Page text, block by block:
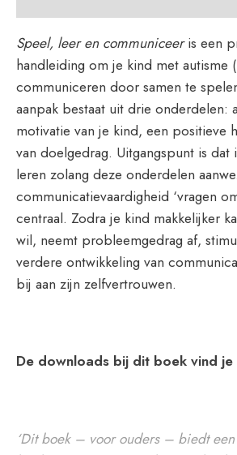
Speel, leer en communiceeris een
handleiding om je kind met autisme
communiceren door samen te
aanpak bestaat uit drie onderdelen:
motivatie van je kind, een positieve
van doelgedrag. Uitgangspunt is dat
leren zolang deze onderdelen
communicatievaardigheid ‘vragen
centraal. Zodra je kind makkelijker
wil, neemt probleemgedrag af,
verdere ontwikkeling van
bij aan zijn zelfvertrouwen.
De downloads bij dit boek vind je
‘Dit boek – voor ouders – biedt